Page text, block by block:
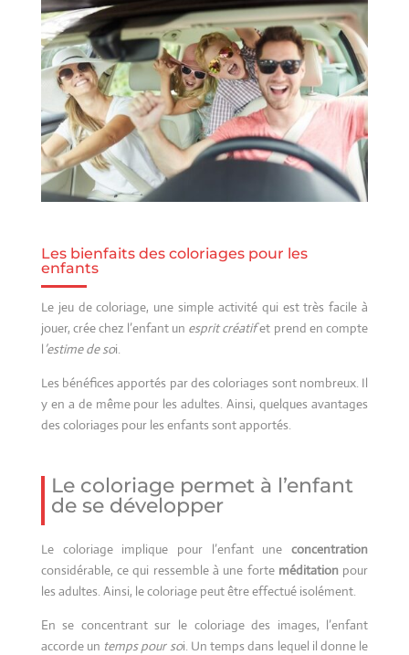
Les bienfaits des coloriages pour les
enfants
Le jeu de coloriage, une simple activité qui est très facile à
jouer, crée chez l’enfant un esprit créatifet prend en compte
l’estime de soi.
Les bénéfices apportés par des coloriages sont nombreux. Il
y en a de même pour les adultes. Ainsi, quelques avantages
des coloriages pour les enfants sont apportés.
Le coloriage permet à l’enfant
de se développer
Le coloriage implique pour l’enfant uneconcentration
considérable, ce qui ressemble à une forte méditationpour
les adultes. Ainsi, le coloriage peut être effectué isolément.
En se concentrant sur le coloriage des images, l’enfant
accorde un temps pour soi. Un temps dans lequel il donne le